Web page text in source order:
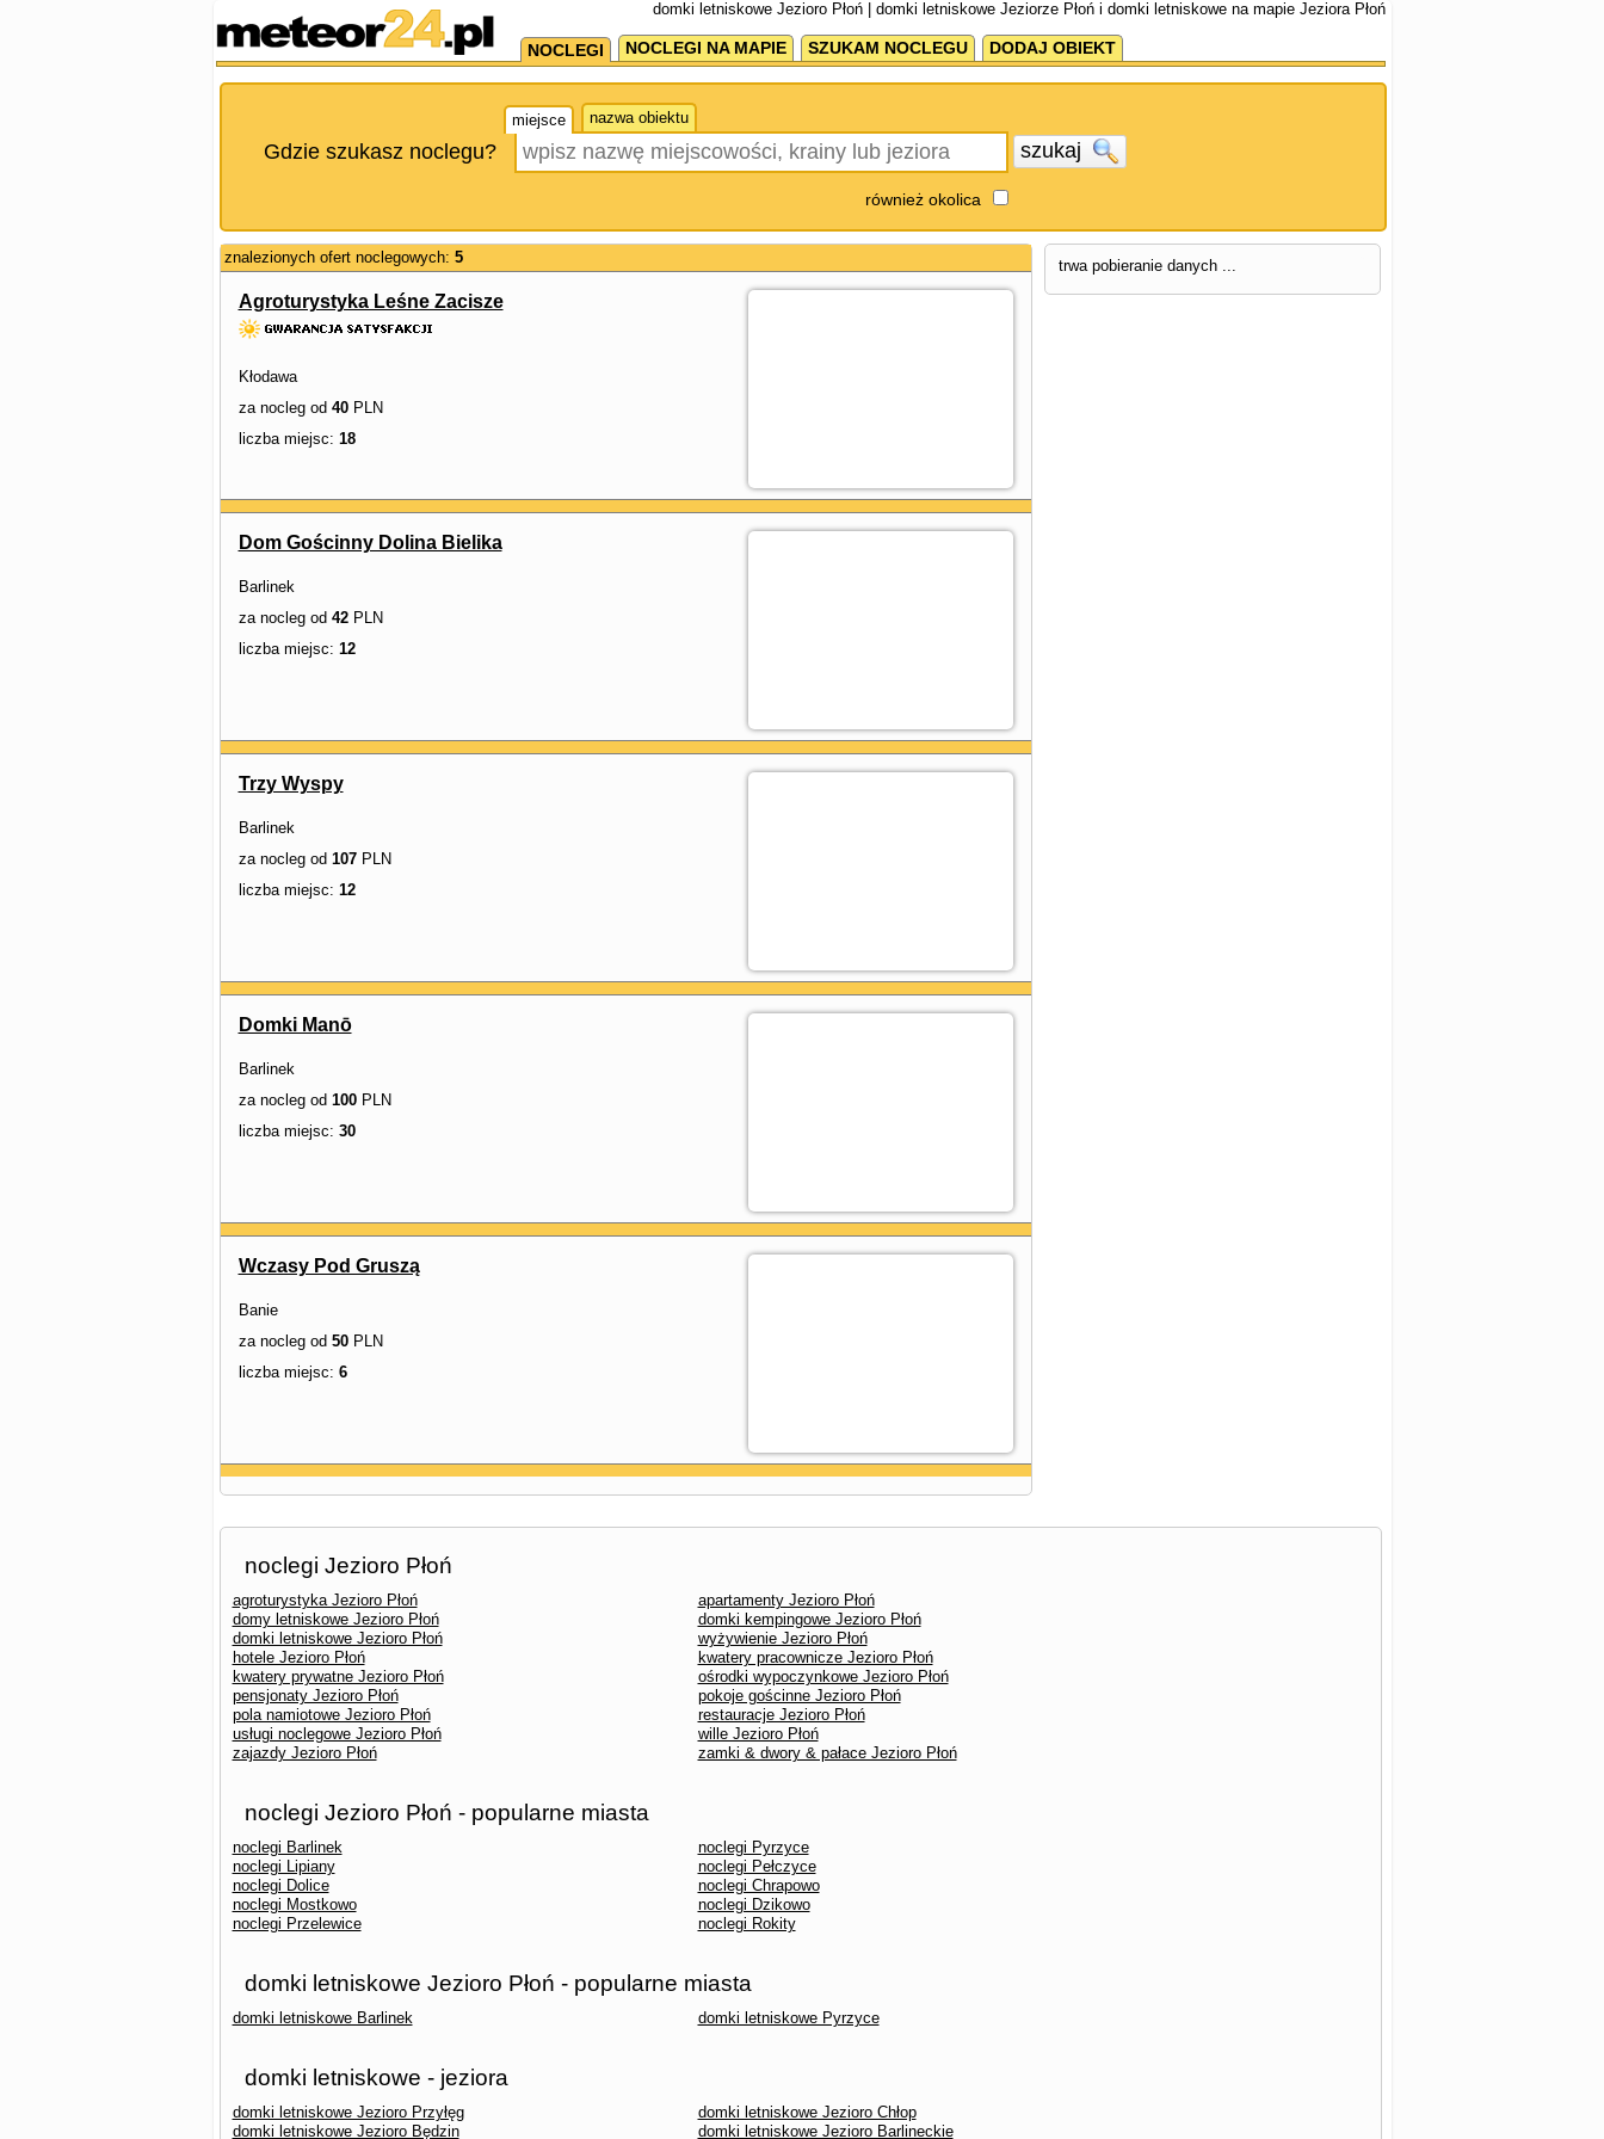
domki letniskowe Jezioro Płoń | domki letniskowe Jeziorze Płoń i domki letniskowe na mapie Jeziora Płoń
NOCLEGI NOCLEGI NA MAPIE SZUKAM NOCLEGU DODAJ OBIEKT
miejsce nazwa obiektu
Gdzie szukasz noclegu? szukaj
również okolica
znalezionych ofert noclegowych: 5
Agroturystyka Leśne Zacisze
Kłodawa
za nocleg od 40PLN
liczba miejsc: 18
Dom Gościnny Dolina Bielika
Barlinek
za nocleg od 42PLN
liczba miejsc: 12
Trzy Wyspy
Barlinek
za nocleg od 107PLN
liczba miejsc: 12
Domki Manō
Barlinek
za nocleg od 100PLN
liczba miejsc: 30
Wczasy Pod Gruszą
Banie
za nocleg od 50PLN
liczba miejsc: 6
trwa pobieranie danych ...
noclegi Jezioro Płoń
agroturystyka Jezioro Płoń
apartamenty Jezioro Płoń
domy letniskowe Jezioro Płoń
domki kempingowe Jezioro Płoń
domki letniskowe Jezioro Płoń
wyżywienie Jezioro Płoń
hotele Jezioro Płoń
kwatery pracownicze Jezioro Płoń
kwatery prywatne Jezioro Płoń
ośrodki wypoczynkowe Jezioro Płoń
pensjonaty Jezioro Płoń
pokoje gościnne Jezioro Płoń
pola namiotowe Jezioro Płoń
restauracje Jezioro Płoń
usługi noclegowe Jezioro Płoń
wille Jezioro Płoń
zajazdy Jezioro Płoń
zamki & dwory & pałace Jezioro Płoń
noclegi Jezioro Płoń - popularne miasta
noclegi Barlinek
noclegi Pyrzyce
noclegi Lipiany
noclegi Pełczyce
noclegi Dolice
noclegi Chrapowo
noclegi Mostkowo
noclegi Dzikowo
noclegi Przelewice
noclegi Rokity
domki letniskowe Jezioro Płoń - popularne miasta
domki letniskowe Barlinek domki letniskowe Pyrzyce
domki letniskowe - jeziora
domki letniskowe Jezioro Przyłęg
domki letniskowe Jezioro Chłop
domki letniskowe Jezioro Będzin
domki letniskowe Jezioro Barlineckie